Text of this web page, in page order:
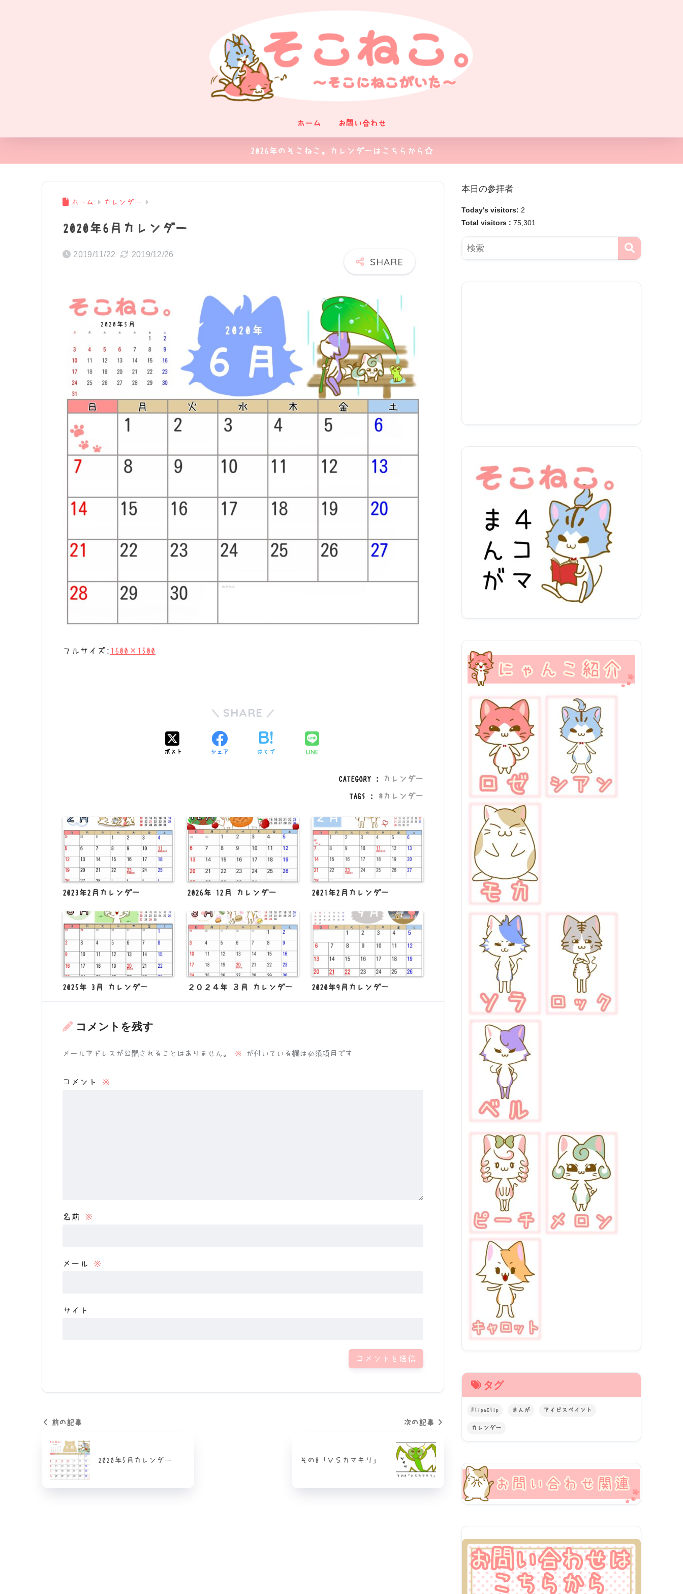
ホーム お問い合わせ
2026年のそこねこ。カレンダーはこちらから☆
ホーム カレンダー
2020年6月カレンダー
2019/11/22 2019/12/26
フルサイズ: 1600×1500
SHARE
ポスト シェア はてブ LINE
CATEGORY : カレンダー
TAGS : カレンダー
2023年2月カレンダー 2026年 12月 カレンダー 2021年2月カレンダー
2025年 3月 カレンダー ２０２４年 ３月 カレンダー 2020年9月カレンダー
コメントを残す
メールアドレスが公開されることはありません。 ※ が付いている欄は必須項目です
コメント ※
名前 ※
メール ※
サイト
前の記事
2020年5月カレンダー
次の記事
その8「ＶＳカマキリ」
本日の参拝者
Today's visitors: 2
Total visitors : 75,301
タグ
FlipaClip まんが アイビスペイント
カレンダー